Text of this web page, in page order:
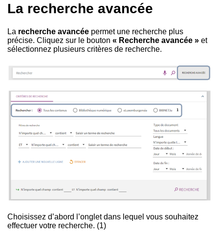
La recherche avancée
La recherche avancée permet une recherche plus
précise. Cliquez sur le bouton « Recherche avancée » et
sélectionnez plusieurs critères de recherche.
Choisissez d’abord l’onglet dans lequel vous souhaitez
effectuer votre recherche. (1)